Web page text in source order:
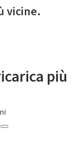
vicine.
più